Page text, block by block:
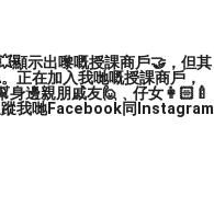
顯示出嚟嘅授課商戶🤝，但其
正在加入我哋嘅授課商戶，
邊親朋戚友🙋﹑仔女👩🏻‍🍼
蹤我哋Facebook同Instagram